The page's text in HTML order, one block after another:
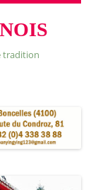
tradition